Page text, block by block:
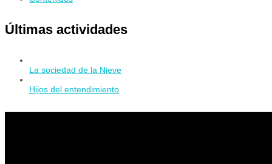
Últimas actividades
La sociedad de la Nieve
Hijos del entendimiento